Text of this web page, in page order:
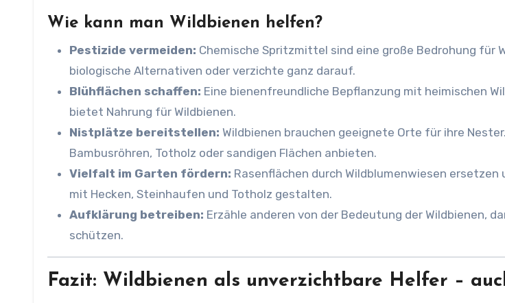
Wie kann man Wildbienen helfen?
Pestizide vermeiden: Chemische Spritzmittel sind eine große Bedrohung für
biologische Alternativen oder verzichte ganz darauf.
Blühflächen schaffen: Eine bienenfreundliche Bepflanzung mit heimischen
bietet Nahrung für Wildbienen.
Nistplätze bereitstellen: Wildbienen brauchen geeignete Orte für ihre
Bambusröhren, Totholz oder sandigen Flächen anbieten.
Vielfalt im Garten fördern: Rasenflächen durch Wildblumenwiesen
mit Hecken, Steinhaufen und Totholz gestalten.
Aufklärung betreiben: Erzähle anderen von der Bedeutung der Wildbienen,
schützen.
Fazit: Wildbienen als unverzichtbare Helfer –